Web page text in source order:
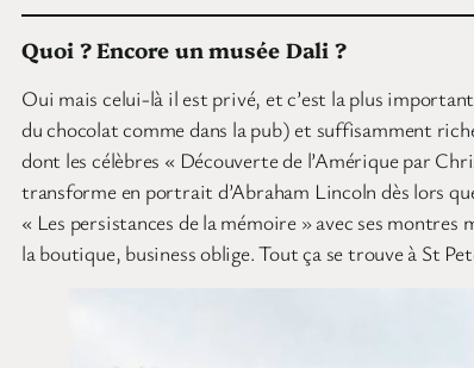
Quoi ? Encore un musée Dali ?
Oui mais celui-là il est privé, et c’est la plus
du chocolat comme dans la pub) et suffisamment
dont les célèbres « Découverte de l’Amérique par
transforme en portrait d’Abraham Lincoln dès lors
« Les persistances de la mémoire » avec ses
la boutique, business oblige. Tout ça se trouve à St